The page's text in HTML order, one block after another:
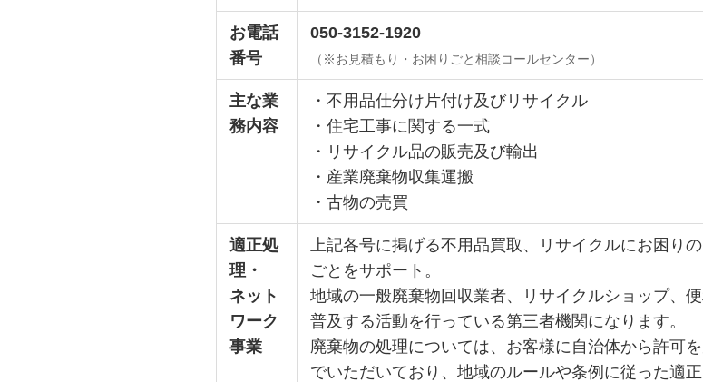
お電話
番号
050-3152-1920
（※お見積もり・お困りごと相談コールセンター）
主な業
務内容
・不用品仕分け片付け及びリサイクル
・住宅工事に関する一式
・リサイクル品の販売及び輸出
・産業廃棄物収集運搬
・古物の売買
適正処
理・
ネット
ワーク
事業
上記各号に掲げる不用品買取、リサイクルにお困り
ごとをサポート。
地域の一般廃棄物回収業者、リサイクルショップ、
普及する活動を行っている第三者機関になります。
廃棄物の処理については、お客様に自治体から許可
でいただいており、地域のルールや条例に従った適